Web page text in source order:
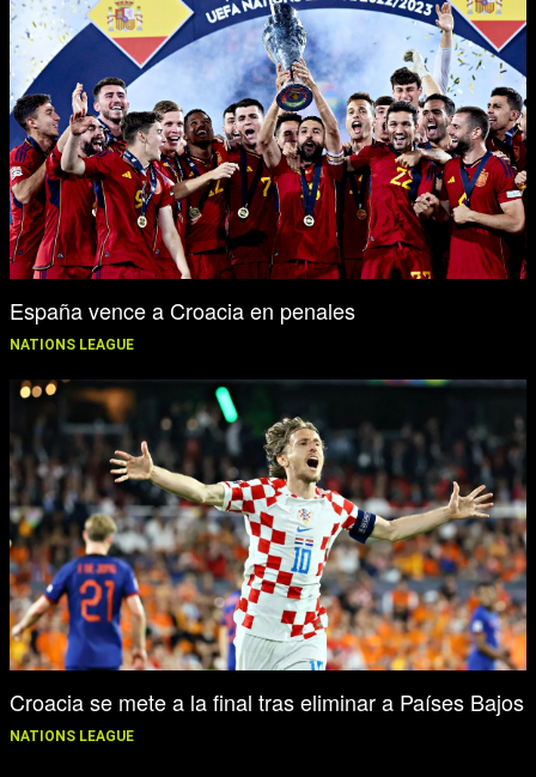
España vence a Croacia en penales
NATIONS LEAGUE
Croacia se mete a la final tras eliminar a Países Bajos
NATIONS LEAGUE